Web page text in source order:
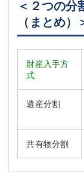
＜２つの分
（まとめ）
財産入手方
式
遺産分割
共有物分割